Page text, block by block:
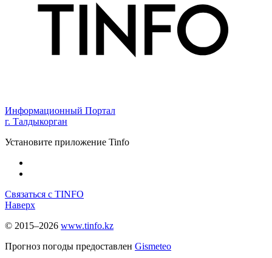
Информационный Портал
г. Талдыкорган
Установите приложение Tinfo
Связаться с TINFO
Наверх
© 2015–2026 www.tinfo.kz
Прогноз погоды предоставлен Gismeteo